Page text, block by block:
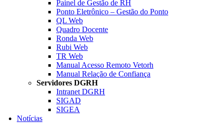
Painel de Gestão de RH
Ponto Eletrônico – Gestão do Ponto
QL Web
Quadro Docente
Ronda Web
Rubi Web
TR Web
Manual Acesso Remoto Vetorh
Manual Relação de Confiança
Servidores DGRH
Intranet DGRH
SIGAD
SIGEA
Notícias